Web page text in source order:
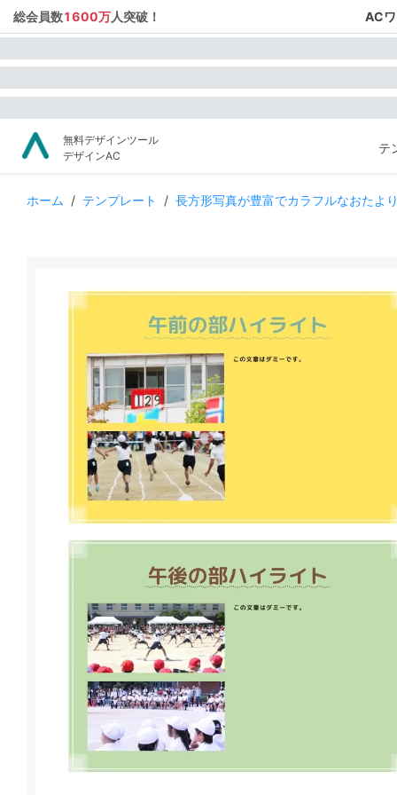
総会員数1600万人突破！ AC
無料デザインツール
デザインAC
テ
ホーム / テンプレート / 長方形写真が豊富でカラフルなおたより